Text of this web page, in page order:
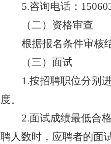
5.咨询电话：
（二）资格审查
根据报名条件审核
（三）面试
1.按招聘职位分别
度。
2.面试成绩最低合
聘人数时，应聘者的面